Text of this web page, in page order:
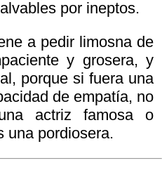
por ineptos.
a pedir limosna de
y grosera, y
porque si fuera una
de empatía, no
actriz famosa o
una pordiosera.